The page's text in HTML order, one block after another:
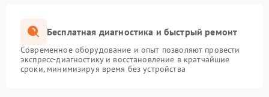
Бесплатная диагностика и быстрый ремонт
Современное оборудование и опыт позволяют провести
экспресс-диагностику и восстановление в кратчайшие
сроки, минимизируя время без устройства